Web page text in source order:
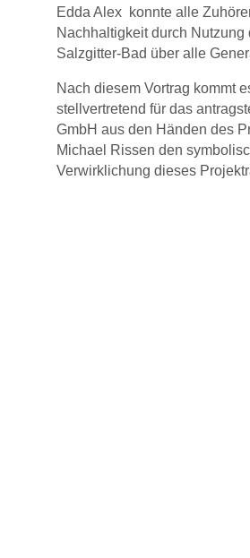
Edda Alex konnte alle
Nachhaltigkeit durch
Salzgitter-Bad über alle
Nach diesem Vortrag kommt
stellvertretend für das
GmbH aus den Händen des
Michael Rissen den
Verwirklichung dieses